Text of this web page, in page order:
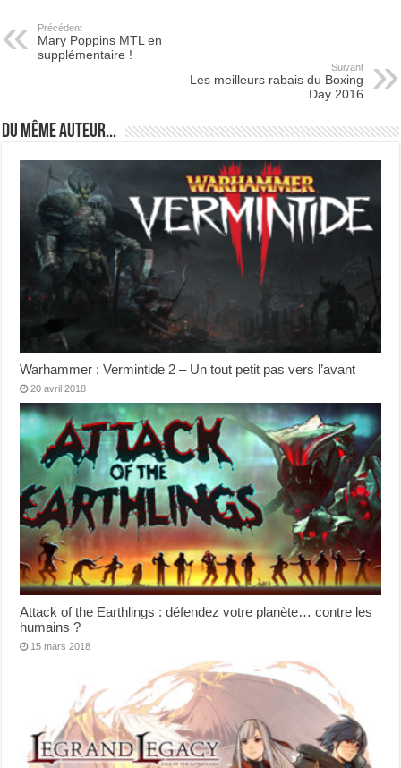
Précédent
Mary Poppins MTL en
supplémentaire !
Suivant
Les meilleurs rabais du Boxing
Day 2016
Du même auteur...
Warhammer : Vermintide 2 – Un tout petit pas vers l’avant
20 avril 2018
Attack of the Earthlings : défendez votre planète… contre les
humains ?
15 mars 2018